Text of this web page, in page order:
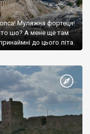
Муляжна фортеця!
то шо? А мене ще там
до цього літа.